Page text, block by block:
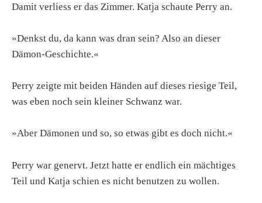
Damit verliess er das Zimmer. Katja schaute Perry an.
»Denkst du, da kann was dran sein? Also an dieser
Dämon-Geschichte.«
Perry zeigte mit beiden Händen auf dieses riesige Teil,
was eben noch sein kleiner Schwanz war.
»Aber Dämonen und so, so etwas gibt es doch nicht.«
Perry war genervt. Jetzt hatte er endlich ein mächtiges
Teil und Katja schien es nicht benutzen zu wollen.